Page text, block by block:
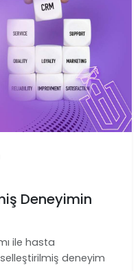
Deneyimin
ile hasta
deneyim